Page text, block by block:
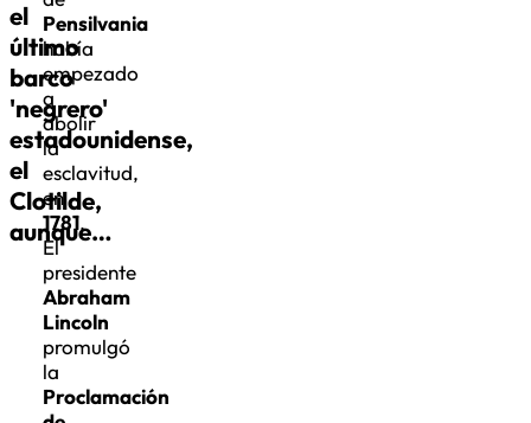
el
último
barco
'negrero'
estadounidense,
el
Clotilde,
aunque…
Pensilvania
había
empezado
a
abolir
la
esclavitud,
en
1781.
El
presidente
Abraham
Lincoln
promulgó
la
Proclamación